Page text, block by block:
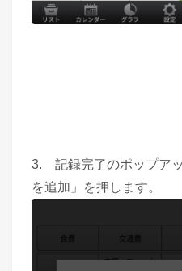
3. 記録完了のポップア
を追加」を押します。